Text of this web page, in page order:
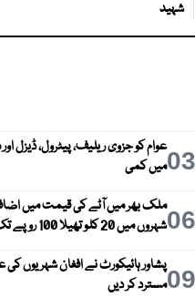
شہید
03عوام کو جزوی ریلیف، پیٹرول، ڈیزل
میں کمی
06ملک بھر میں آٹے کی قیمت میں
شہروں میں 20 کلو تھیلا 100 روپے تک مہنگا
09پشاور ہائیکورٹ نے افغان شہریوں
مسترد کر دیں